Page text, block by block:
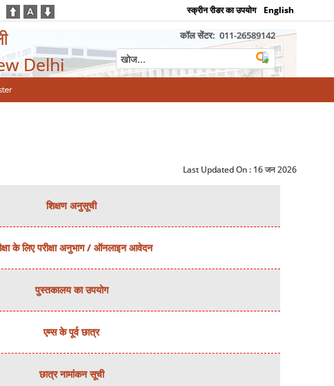
स्क्रीन रीडर का उपयोग English
Delhi
कॉल सेंटर: 011-26589142
Last Updated On : 16 जन 2026
शिक्षण अनुसूची
के लिए परीक्षा अनुभाग / ऑनलाइन आवेदन
पुस्तकालय का उपयोग
एम्‍स के पूर्व छात्र
छात्र नामांकन सूची